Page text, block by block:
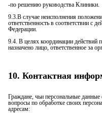
-по решению руководства Клиники.
9.3.В случае неисполнения
ответственность в соответствии с
Федерации.
9.4. В целях координации действий
назначено лицо, ответственное за
10. Контактная
Граждане, чьи персональные
вопросы по обработке своих
адресам: